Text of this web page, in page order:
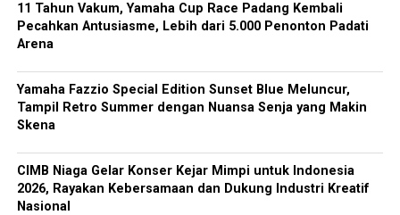
11 Tahun Vakum, Yamaha Cup Race Padang Kembali
Pecahkan Antusiasme, Lebih dari 5.000 Penonton Padati
Arena
Yamaha Fazzio Special Edition Sunset Blue Meluncur,
Tampil Retro Summer dengan Nuansa Senja yang Makin
Skena
CIMB Niaga Gelar Konser Kejar Mimpi untuk Indonesia
2026, Rayakan Kebersamaan dan Dukung Industri Kreatif
Nasional